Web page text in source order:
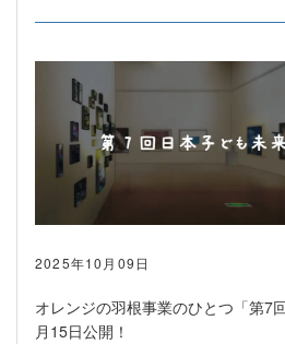
2025年10月09日
オレンジの羽根事業のひとつ「第7
月15日公開！